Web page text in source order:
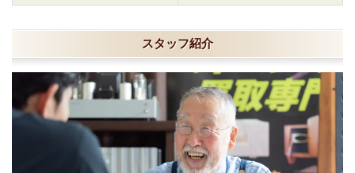
スタッフ紹介